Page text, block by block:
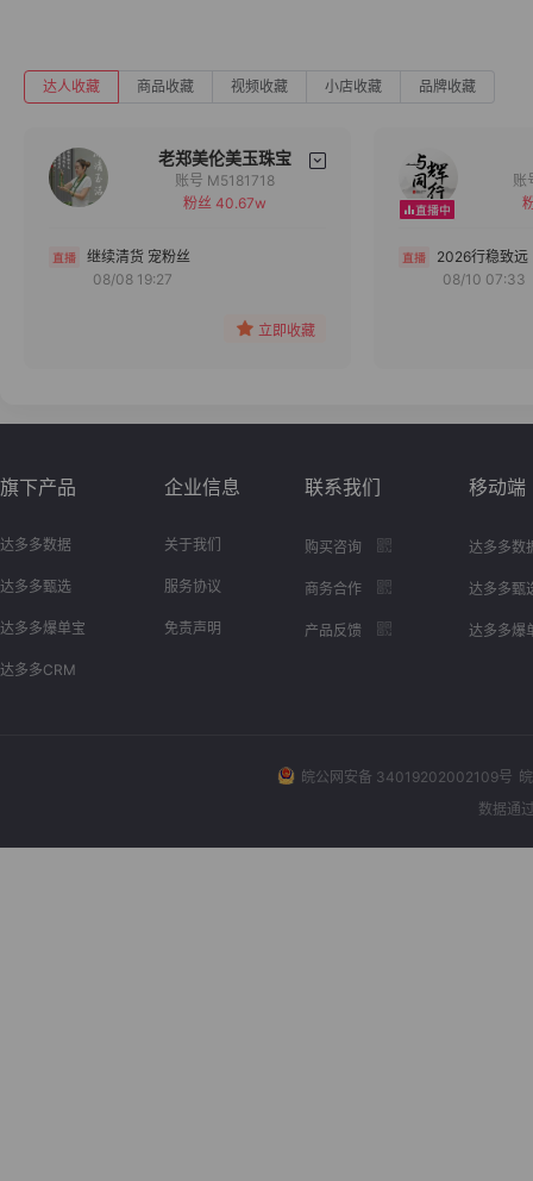
达人收藏 商品收藏 视频收藏 小店收藏 品牌收藏
老郑美伦美玉珠宝
备注
账号 M5181718
粉丝 40.67w
继续清货 宠粉丝
08/08 19:27
立即收藏
2026行稳致远
08/10 07:33
旗下产品
达多多数据
达多多甄选
达多多爆单宝
达多多CRM
企业信息
关于我们
服务协议
免责声明
联系我们
购买咨询
商务合作
产品反馈
移动端
达多多数
达多多甄
达多多爆
皖公网安备 34019202002109号
数据通